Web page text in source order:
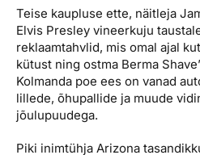
Teise kaupluse ette, näitleja
Elvis Presley vineerkuju
reklaamtahvlid, mis omal ajal
kütust ning ostma Berma
Kolmanda poe ees on vanad
lillede, õhupallide ja muude
jõulupuudega.
Piki inimtühja Arizona